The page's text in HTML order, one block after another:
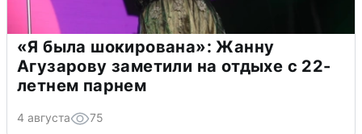
«Я была шокирована»: Жанну
Агузарову заметили на отдыхе с 22-
летнем парнем
4 августа 75